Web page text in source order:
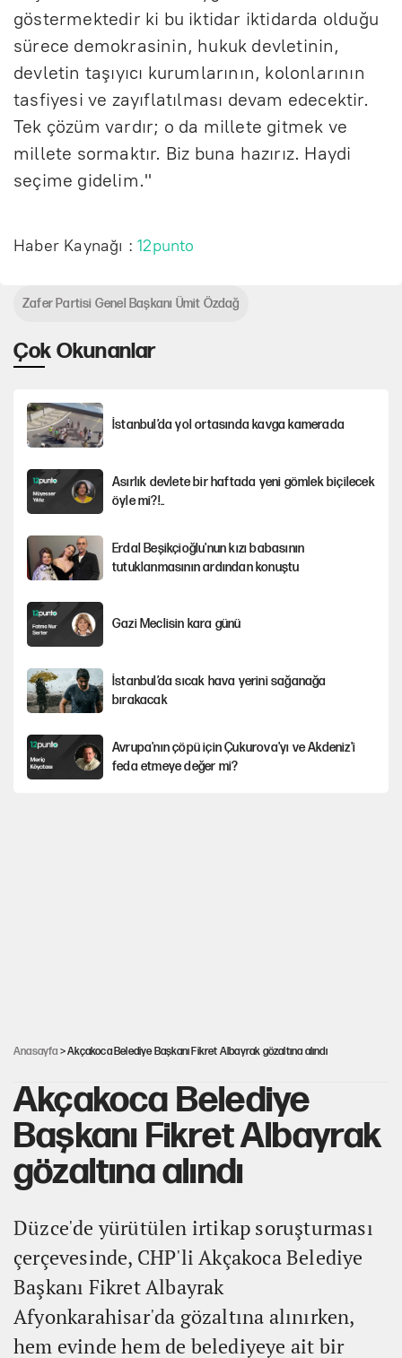
göstermektedir ki bu iktidar iktidarda olduğu
sürece demokrasinin, hukuk devletinin,
devletin taşıyıcı kurumlarının, kolonlarının
tasfiyesi ve zayıflatılması devam edecektir.
Tek çözüm vardır; o da millete gitmek ve
millete sormaktır. Biz buna hazırız. Haydi
seçime gidelim."
Haber Kaynağı :12punto
Çok Okunanlar
İstanbul’da yol ortasında kavga kamerada
Asırlık devlete bir haftada yeni gömlek biçilecek
öyle mi?!..
Erdal Beşikçioğlu'nun kızı babasının
tutuklanmasının ardından konuştu
Gazi Meclisin kara günü
İstanbul’da sıcak hava yerini sağanağa
bırakacak
Avrupa'nın çöpü için Çukurova'yı ve Akdeniz'i
feda etmeye değer mi?
Zafer Partisi Genel Başkanı Ümit Özdağ
Anasayfa > Akçakoca Belediye Başkanı Fikret Albayrak gözaltına alındı
Akçakoca Belediye
Başkanı Fikret Albayrak
gözaltına alındı
Düzce'de yürütülen irtikap soruşturması
çerçevesinde, CHP'li Akçakoca Belediye
Başkanı Fikret Albayrak
Afyonkarahisar'da gözaltına alınırken,
hem evinde hem de belediyeye ait bir